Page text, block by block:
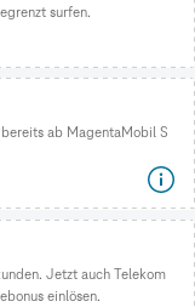
surfen.
ab MagentaMobil S
Jetzt auch Telekom
einlösen.